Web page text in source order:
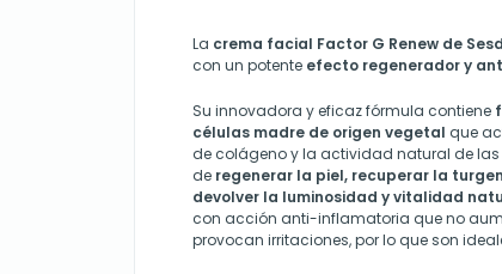
La crema facial Factor G Renew de
con un potente efecto regenerador y
Su innovadora y eficaz fórmula contiene
células madre de origen vegetal que
de colágeno y la actividad natural de
de regenerar la piel, recuperar la
devolver la luminosidad y vitalidad
con acción anti-inflamatoria que no
provocan irritaciones, por lo que son